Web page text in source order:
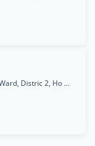
City Gate, 67 - 69 Xa Lo Ha Noi, Thao Dien Ward, Distric 2, Ho Chi Minh City, Vietnam 70000.